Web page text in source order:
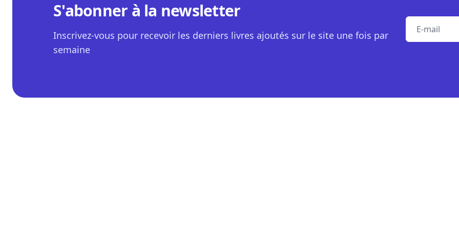
S'abonner à la newsletter
Inscrivez-vous pour recevoir les derniers livres ajoutés sur le site une fois par
semaine
E-mail